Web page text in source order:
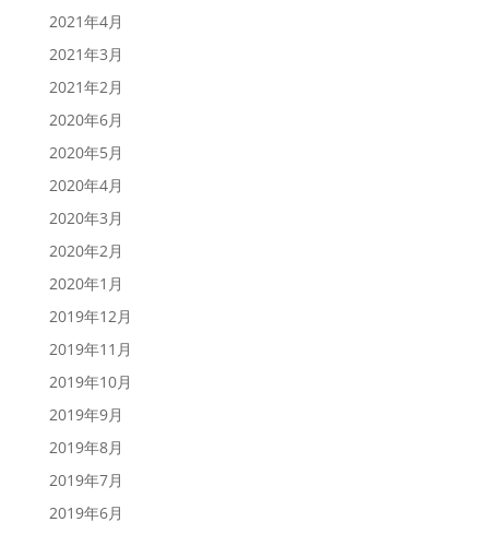
2021年4月
2021年3月
2021年2月
2020年6月
2020年5月
2020年4月
2020年3月
2020年2月
2020年1月
2019年12月
2019年11月
2019年10月
2019年9月
2019年8月
2019年7月
2019年6月